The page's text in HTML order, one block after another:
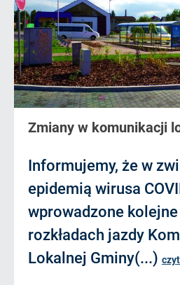
Zmiany w komunikacji
Informujemy, że w
epidemią wirusa
wprowadzone
rozkładach jazdy
Lokalnej Gminy(...)